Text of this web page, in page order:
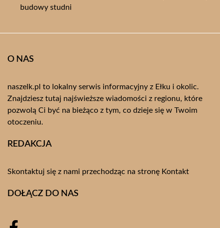
budowy studni
O NAS
naszelk.pl to lokalny serwis informacyjny z Ełku i okolic.
Znajdziesz tutaj najświeższe wiadomości z regionu, które
pozwolą Ci być na bieżąco z tym, co dzieje się w Twoim
otoczeniu.
REDAKCJA
Skontaktuj się z nami przechodząc na stronę Kontakt
DOŁĄCZ DO NAS